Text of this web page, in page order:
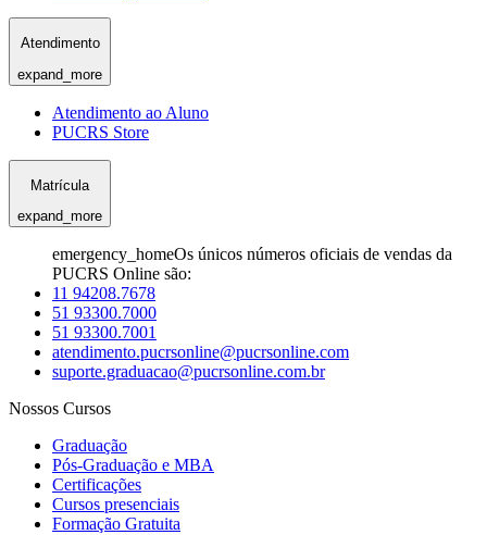
Atendimento
expand_more
Atendimento ao Aluno
PUCRS Store
Matrícula
expand_more
emergency_homeOs únicos números oficiais de vendas da
PUCRS Online são:
11 94208.7678
51 93300.7000
51 93300.7001
atendimento.pucrsonline@pucrsonline.com
suporte.graduacao@pucrsonline.com.br
Nossos Cursos
Graduação
Pós-Graduação e MBA
Certificações
Cursos presenciais
Formação Gratuita